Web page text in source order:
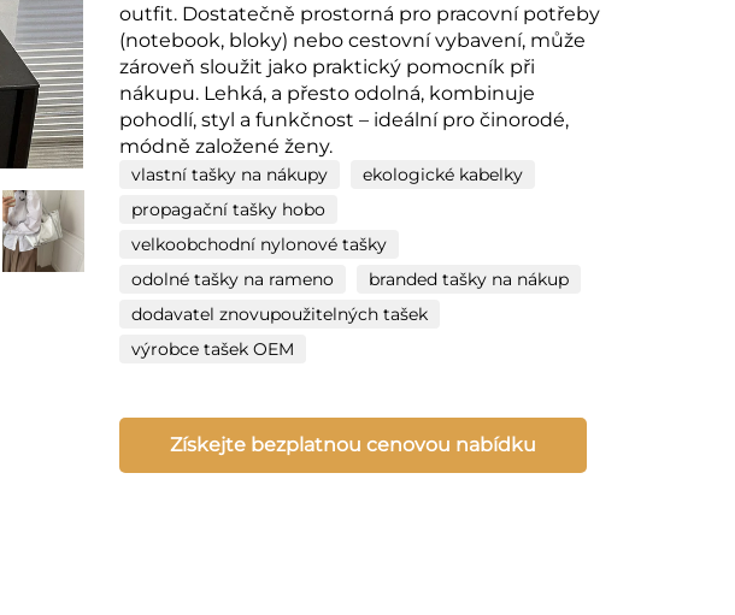
outfit. Dostatečně prostorná pro pracovní potřeby
(notebook, bloky) nebo cestovní vybavení, může
zároveň sloužit jako praktický pomocník při
nákupu. Lehká, a přesto odolná, kombinuje
pohodlí, styl a funkčnost – ideální pro činorodé,
módně založené ženy.
vlastní tašky na nákupy
ekologické kabelky
propagační tašky hobo
velkoobchodní nylonové tašky
odolné tašky na rameno
branded tašky na nákup
dodavatel znovupoužitelných tašek
výrobce tašek OEM
Získejte bezplatnou cenovou nabídku